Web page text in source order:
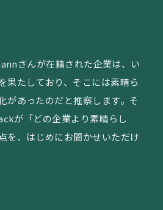
さんが在籍された企業は、い
果たしており、そこには素晴ら
があったのだと推察します。そ
が「どの企業より素晴らし
を、はじめにお聞かせいただけ